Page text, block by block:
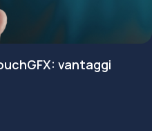
vantaggi